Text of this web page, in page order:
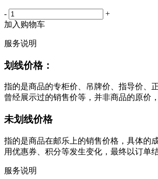
-
+
加入购物车
服务说明
划线价格：
指的是商品的专柜价、吊牌价、指导价、
曾经展示过的销售价等，并非商品的原价
未划线价格
指的是商品在邮乐上的销售价格，具体的
用优惠券、积分等发生变化，最终以订单
服务说明